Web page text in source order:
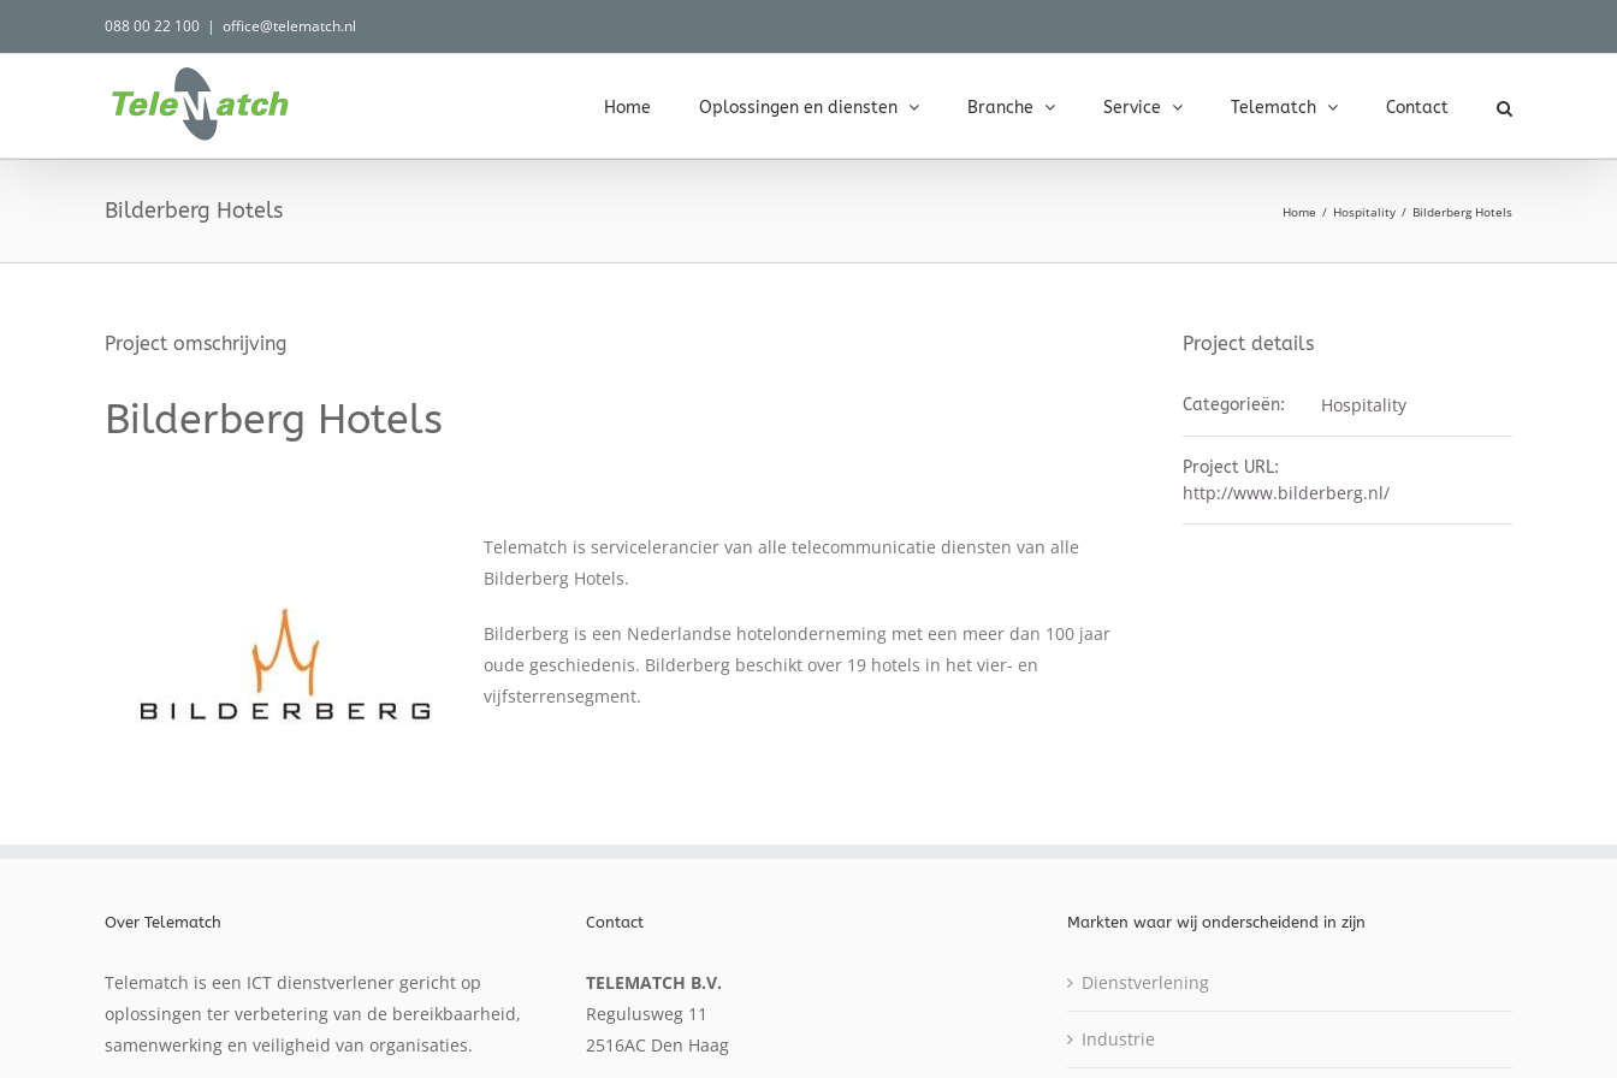
088 00 22 100 | office@telematch.nl
Home Oplossingen en diensten Branche Service Telematch Contact
Bilderberg Hotels Home Hospitality Bilderberg Hotels
Project omschrijving
Bilderberg Hotels
Telematch is servicelerancier van alle telecommunicatie diensten van alle
Bilderberg Hotels.
Bilderberg is een Nederlandse hotelonderneming met een meer dan 100 jaar
oude geschiedenis. Bilderberg beschikt over 19 hotels in het vier- en
vijfsterrensegment.
Project details
Categorieën: Hospitality
Project URL:
http://www.bilderberg.nl/
Over Telematch
Telematch is een ICT dienstverlener gericht op
oplossingen ter verbetering van de bereikbaarheid,
samenwerking en veiligheid van organisaties.
Contact
TELEMATCH B.V.
Regulusweg 11
2516AC Den Haag
Markten waar wij onderscheidend in zijn
Dienstverlening
Industrie